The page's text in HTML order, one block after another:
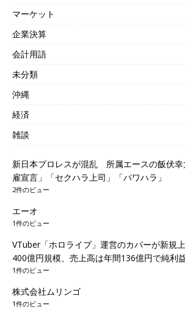
マーケット
企業決算
会計用語
未分類
沖縄
経済
雑談
新日本プロレスが混乱 所属エースの飯伏
雇宣言」「セクハラ上司」「パワハラ」
2件のビュー
エーオ
1件のビュー
VTuber「ホロライブ」運営のカバーが新規
400億円規模、売上高は年間136億円で純利
1件のビュー
株式会社ムリンゴ
1件のビュー